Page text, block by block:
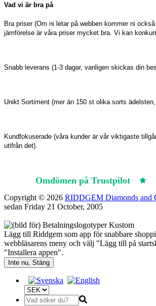
Vad vi är bra på
Bra priser (Om ni letar på webben kommer ni
jämförelse är våra priser mycket bra. Vi kan
Snabb leverans (1-3 dagar, vanligen skickas din
Unikt Sortiment (mer än 150 st olika sorts
Kundfokuserade (våra kunder är vår viktigaste
utifrån det).
Omdömen på Trustpilot
Copyright © 2026 RIDDGEM Diamonds and
sedan Friday 21 October, 2005
Lägg till Riddgem som app för snabbare
webbläsarens meny och välj "Lägg till på
"Installera appen".
Inte nu, Stäng